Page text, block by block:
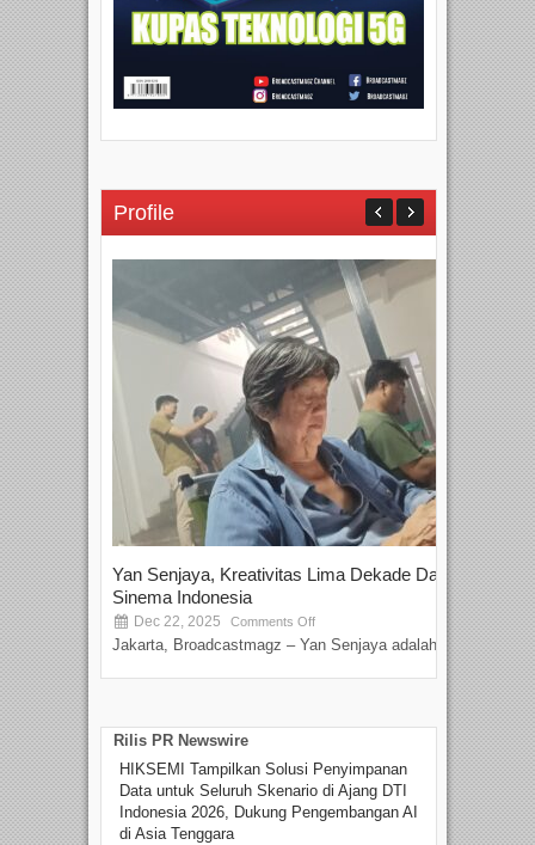
Profile
Yan Senjaya, Kreativitas Lima Dekade Dalam
Sinema Indonesia
Dec 22, 2025 Comments Off
Jakarta, Broadcastmagz – Yan Senjaya adalah...
Rilis PR Newswire
HIKSEMI Tampilkan Solusi Penyimpanan
Data untuk Seluruh Skenario di Ajang DTI
Indonesia 2026, Dukung Pengembangan AI
di Asia Tenggara